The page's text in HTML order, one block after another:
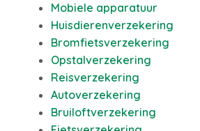
Mobiele apparatuur
Huisdierenverzekering
Bromfietsverzekering
Opstalverzekering
Reisverzekering
Autoverzekering
Bruiloftverzekering